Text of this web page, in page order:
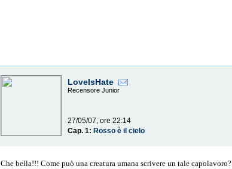
LoveIsHate
Recensore Junior
27/05/07, ore 22:14
Cap. 1: Rosso è il cielo
Che bella!!! Come può una creatura umana scrivere un tale capolavoro?